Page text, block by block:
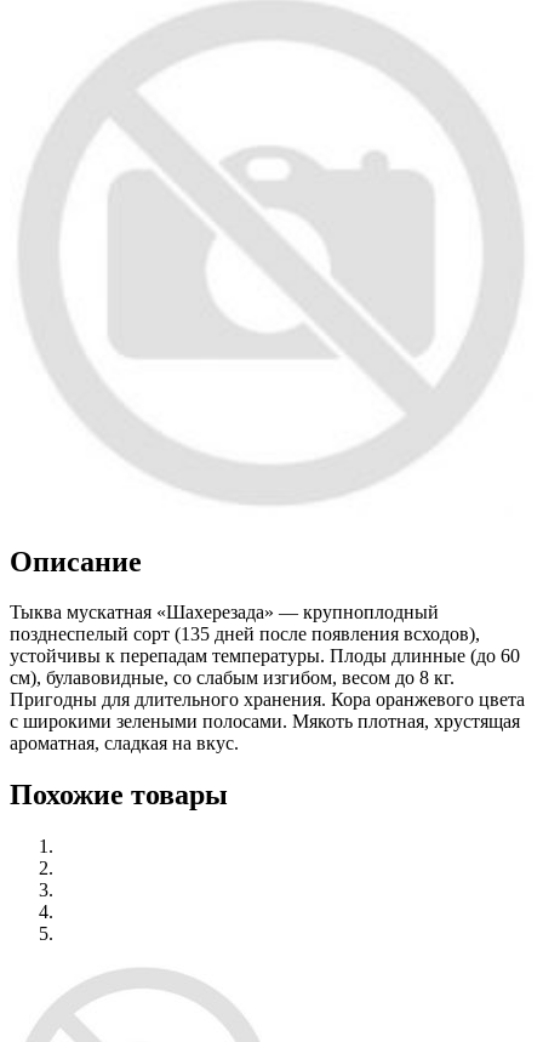
Описание
Тыква мускатная «Шахерезада» — крупноплодный
позднеспелый сорт (135 дней после появления всходов),
устойчивы к перепадам температуры. Плоды длинные (до 60
см), булавовидные, со слабым изгибом, весом до 8 кг.
Пригодны для длительного хранения. Кора оранжевого цвета
с широкими зелеными полосами. Мякоть плотная, хрустящая
ароматная, сладкая на вкус.
Похожие товары